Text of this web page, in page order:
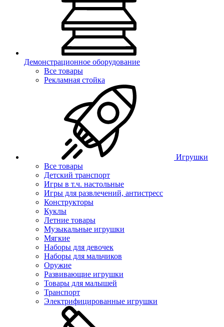
Демонстрационное оборудование
Все товары
Рекламная стойка
Игрушки
Все товары
Детский транспорт
Игры в т.ч. настольные
Игры для развлечений, антистресс
Конструкторы
Куклы
Летние товары
Музыкальные игрушки
Мягкие
Наборы для девочек
Наборы для мальчиков
Оружие
Развивающие игрушки
Товары для малышей
Транспорт
Электрифицированные игрушки